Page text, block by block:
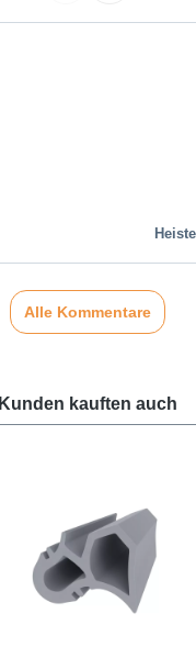
Alle Kommentare
Kunden kauften auch